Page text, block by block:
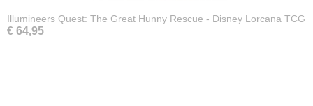
Illumineers Quest: The Great Hunny Rescue - Disney Lorcana TCG
€ 64,95